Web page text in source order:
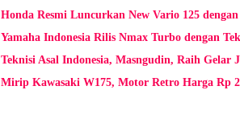
Honda Resmi Luncurkan New Vario 125
Yamaha Indonesia Rilis Nmax Turbo dengan
Teknisi Asal Indonesia, Masngudin, Raih Gelar
Mirip Kawasaki W175, Motor Retro Harga Rp